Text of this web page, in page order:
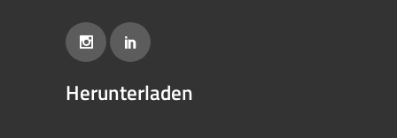
Herunterladen